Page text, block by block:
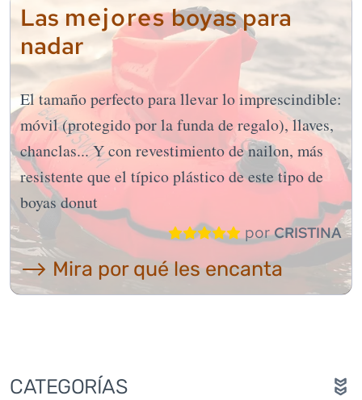
Las mejoresboyas para
nadar
El tamaño perfecto para llevar lo imprescindible:
móvil (protegido por la funda de regalo), llaves,
chanclas... Y con revestimiento de nailon, más
resistente que el típico plástico de este tipo de
boyas donut
porCRISTINA
⟶ Mira por qué les encanta
CATEGORÍAS